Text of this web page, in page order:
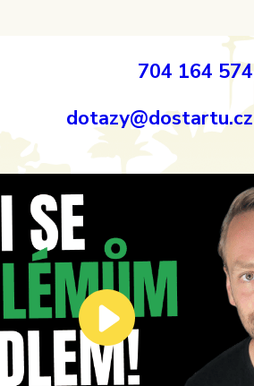
704 164 574
dotazy@dostartu.cz